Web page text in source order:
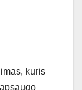
kuris